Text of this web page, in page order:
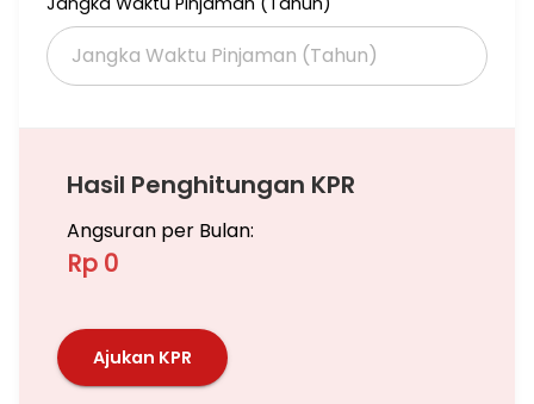
Hasil Penghitungan KPR
Angsuran per Bulan:
Rp 0
Ajukan KPR